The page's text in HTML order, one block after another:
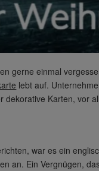
gerne einmal
lebt auf.
Karten, vor
war es ein
an. Ein Vergnügen,